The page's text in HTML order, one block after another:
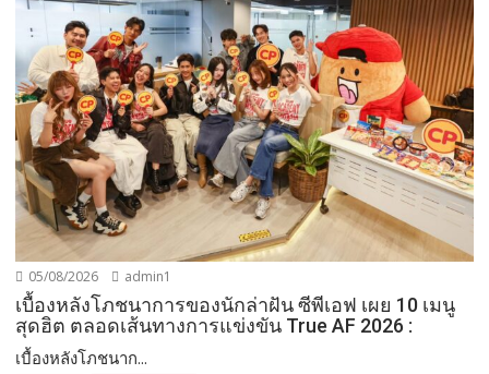
05/08/2026 admin1
เบื้องหลังโภชนาการของนักล่าฝัน ซีพีเอฟ เผย 10 เมนู
สุดฮิต ตลอดเส้นทางการแข่งขัน True AF 2026 :
เบื้องหลังโภชนาก...